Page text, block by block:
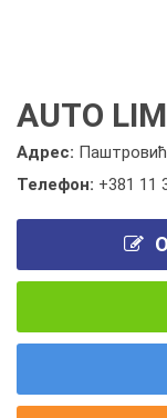
AUTO
Адрес:
Телефон: +381 11